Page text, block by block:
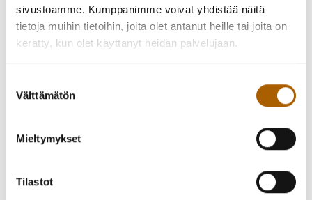
sivustoamme. Kumppanimme voivat yhdistää näitä
tietoja muihin tietoihin, joita olet antanut heille tai joita on
kerätty, kun olet käyttänyt heidän palvelujaan.
valinta
Välttämätön
Mieltymykset
Tilastot
Kutsu kaveri mukaan!